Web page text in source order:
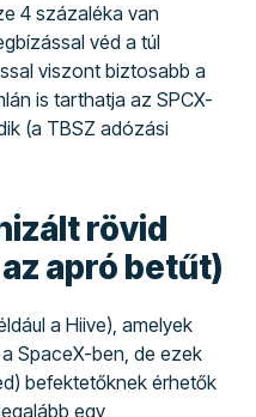
4 százaléka van
véd a túl
viszont biztosabb a
is tarthatja az SPCX-
(a TBSZ adózási
rövid
apró betűt)
a Hiive), amelyek
SpaceX-ben, de ezek
befektetőknek érhetők
egy